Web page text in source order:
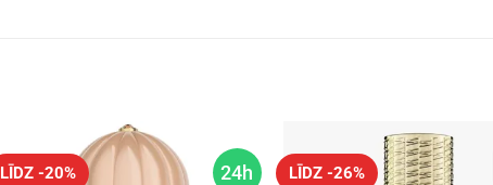
24h
LĪDZ -20% LĪDZ -26%